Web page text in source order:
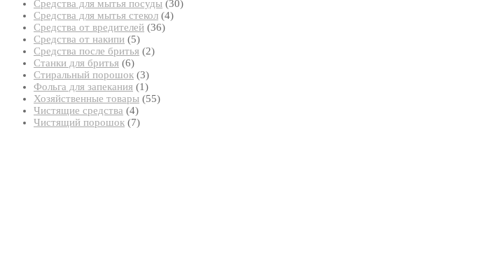
товара
Средства для мытья посуды 3030
Средства для мытья стекол 44
Средства от вредителей 3636
Средства от накипи 55
товаров
Средства после бритья 22
Станки для бритья 66
товаров
Стиральный порошок 33
товара
Фольга для запекания 11
товар
Хозяйственные товары 5555
Чистящие средства 44
товара
Чистящий порошок 77